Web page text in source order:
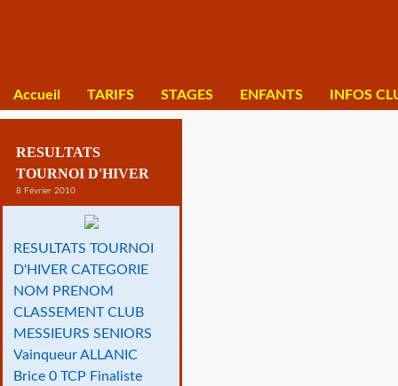
Accueil TARIFS STAGES ENFANTS INFOS
RESULTATS
TOURNOI D'HIVER
8 Février 2010
RESULTATS TOURNOI
D'HIVER CATEGORIE
NOM PRENOM
CLASSEMENT CLUB
MESSIEURS SENIORS
Vainqueur ALLANIC
Brice 0 TCP Finaliste